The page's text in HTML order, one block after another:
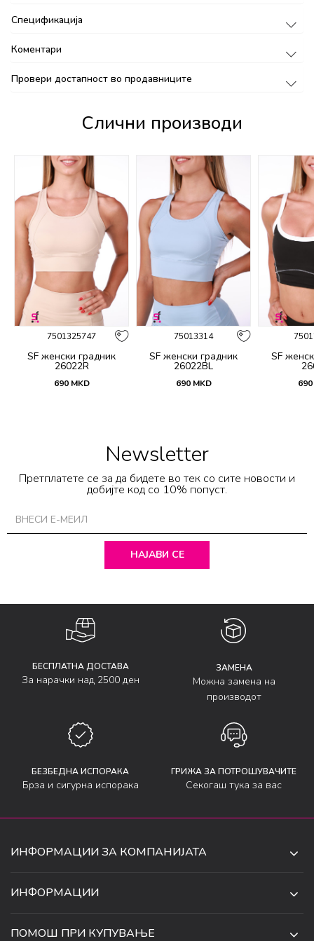
Спецификација
Коментари
Провери достапност во продавниците
Слични производи
7501325747
SF женски градник
26022R
690 MKD
75013314
SF женски градник
26022BL
690 MKD
SF
690
Newsletter
Претплатете се за да бидете во тек со сите новости и
добијте код со 10% попуст.
НАЈАВИ СЕ
БЕСПЛАТНА ДОСТАВА
За нарачки над 2500 ден
ЗАМЕНА
Можна замена на
производот
БЕЗБЕДНА ИСПОРАКА
Брза и сигурна испорака
ГРИЖА ЗА ПОТРОШУВАЧИТЕ
Секогаш тука за вас
ИНФОРМАЦИИ ЗА КОМПАНИЈАТА
ИНФОРМАЦИИ
ПОМОШ ПРИ КУПУВАЊЕ